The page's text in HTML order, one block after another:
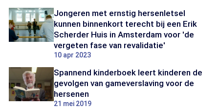
Jongeren met ernstig hersenletsel
kunnen binnenkort terecht bij een Erik
Scherder Huis in Amsterdam voor 'de
vergeten fase van revalidatie'
10 apr 2023
Spannend kinderboek leert kinderen de
gevolgen van gameverslaving voor de
hersenen
21 mei 2019